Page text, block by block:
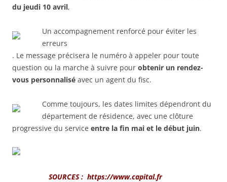
du jeudi 10 avril,
Un accompagnement renforcé pour éviter les
erreurs
. Le message précisera le numéro à appeler pour toute
question ou la marche à suivre pour obtenir un rendez-
vous personnalisé avec un agent du fisc.
Comme toujours, les dates limites dépendront du
département de résidence, avec une clôture
progressive du service entre la fin mai et le début juin.
SOURCES : https://www.capital.fr